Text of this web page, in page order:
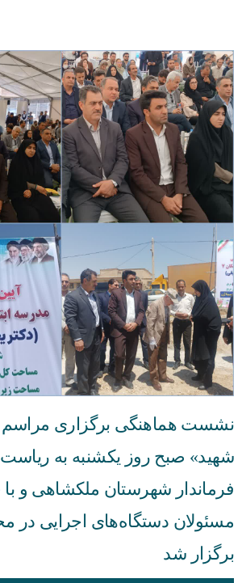
نشست هماهنگی برگزاری مراسم
شهید» صبح روز یکشنبه به
فرماندار شهرستان ملکشاهی و
مسئولان دستگاه‌های اجرایی در
برگزار شد